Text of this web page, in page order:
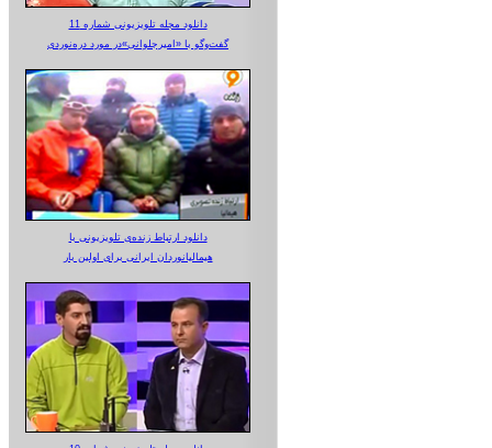
دانلود مجله تلویزیونی شماره 11
گفت‌وگو با «امیرجلوانی»در مورد دره‌نوردی
دانلود ارتباط زنده‌ی تلویزیونی‌ با
هیمالیانوردان ایرانی برای اولین بار